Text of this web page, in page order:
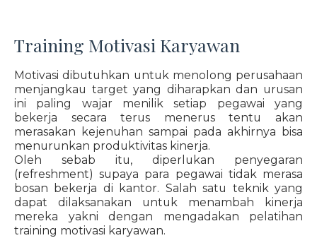
Training Motivasi Karyawan
Motivasi dibutuhkan untuk menolong perusahaan
menjangkau target yang diharapkan dan urusan
ini paling wajar menilik setiap pegawai yang
bekerja secara terus menerus tentu akan
merasakan kejenuhan sampai pada akhirnya bisa
menurunkan produktivitas kinerja.
Oleh sebab itu, diperlukan penyegaran
(refreshment) supaya para pegawai tidak merasa
bosan bekerja di kantor. Salah satu teknik yang
dapat dilaksanakan untuk menambah kinerja
mereka yakni dengan mengadakan pelatihan
training motivasi karyawan.